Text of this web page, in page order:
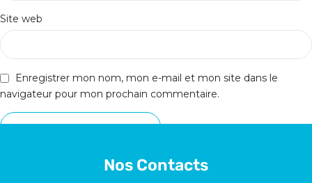
Site web
Enregistrer mon nom, mon e-mail et mon site dans le
navigateur pour mon prochain commentaire.
Nos Contacts